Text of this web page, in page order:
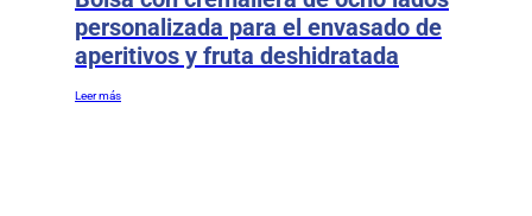
personalizada para el envasado de
aperitivos y fruta deshidratada
Leer más